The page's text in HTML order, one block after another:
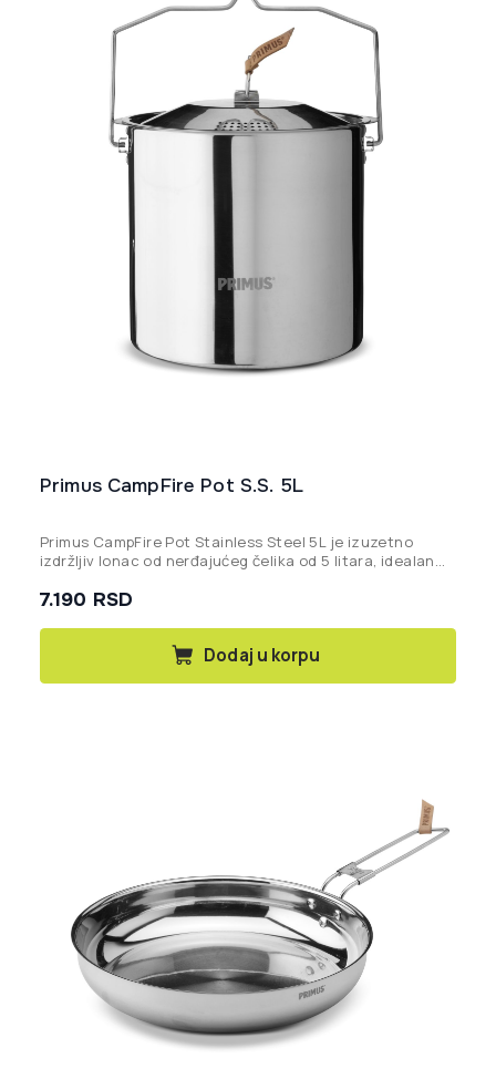
Primus CampFire Pot S.S. 5L
7.190 RSD
Primus CampFire Pot Stainless Steel 5L je izuzetno
izdržljiv lonac od nerđajućeg čelika od 5 litara, idealan
veće grupe.
Dodaj u korpu